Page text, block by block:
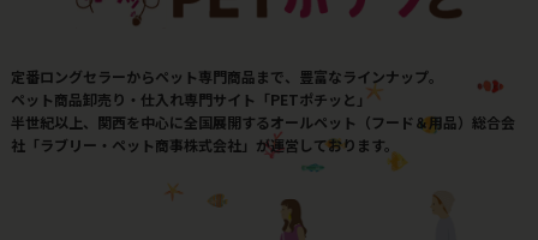
定番ロングセラーからペット専門商品まで、豊富なラインナップ。
ペット商品卸売り・仕入れ専門サイト「PETポチッと」
半世紀以上、関西を中心に全国展開するオールペット（フード＆用品）総合会
社「ラブリー・ペット商事株式会社」が運営しております。